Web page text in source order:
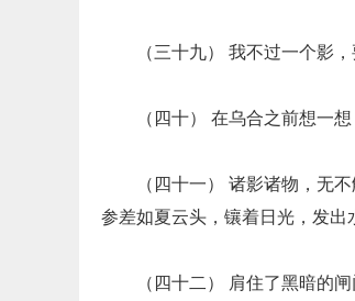
（三十九） 我不过一个影
（四十） 在乌合之前想一
（四十一） 诸影诸物，无
参差如夏云头，镶着日光，发出
（四十二） 肩住了黑暗的